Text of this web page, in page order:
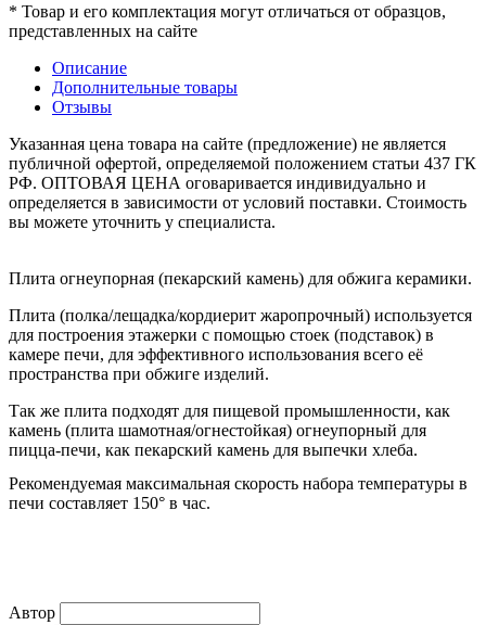
* Товар и его комплектация могут отличаться от образцов,
представленных на сайте
Описание
Дополнительные товары
Отзывы
Указанная цена товара на сайте (предложение) не является
публичной офертой, определяемой положением статьи 437 ГК
РФ. ОПТОВАЯ ЦЕНА оговаривается индивидуально и
определяется в зависимости от условий поставки. Стоимость
вы можете уточнить у специалиста.
Плита огнеупорная (пекарский камень) для обжига керамики.
Плита (полка/лещадка/кордиерит жаропрочный) используется
для построения этажерки с помощью стоек (подставок) в
камере печи, для эффективного использования всего её
пространства при обжиге изделий.
Так же плита подходят для пищевой промышленности, как
камень (плита шамотная/огнестойкая) огнеупорный для
пицца-печи, как пекарский камень для выпечки хлеба.
Рекомендуемая максимальная скорость набора температуры в
печи составляет 150° в час.
Автор